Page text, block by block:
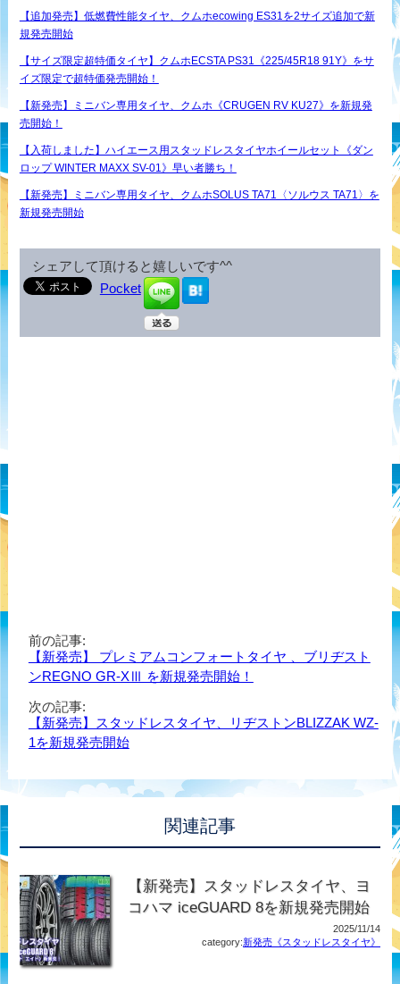
【追加発売】低燃費性能タイヤ、クムホecowing ES31を2サイズ追加で新
規発売開始
【サイズ限定超特価タイヤ】クムホECSTA PS31《225/45R18 91Y》をサ
イズ限定で超特価発売開始！
【新発売】ミニバン専用タイヤ、クムホ《CRUGEN RV KU27》を新規発
売開始！
【入荷しました】ハイエース用スタッドレスタイヤホイールセット《ダン
ロップ WINTER MAXX SV-01》早い者勝ち！
【新発売】ミニバン専用タイヤ、クムホSOLUS TA71〈ソルウス TA71〉を
新規発売開始
シェアして頂けると嬉しいです^^
Pocket
前の記事:
【新発売】 プレミアムコンフォートタイヤ 、ブリヂスト
ンREGNO GR-XⅢ を新規発売開始！
次の記事:
【新発売】スタッドレスタイヤ、リヂストンBLIZZAK WZ-
1を新規発売開始
関連記事
【新発売】スタッドレスタイヤ、ヨ
コハマ iceGUARD 8を新規発売開始
2025/11/14
category:新発売《スタッドレスタイヤ》